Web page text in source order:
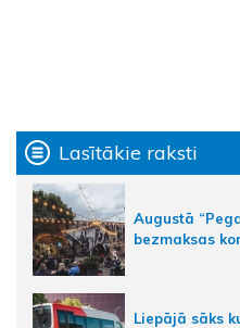
Lasītākie raksti
Augustā
bezmaksas
Liepājā sāks